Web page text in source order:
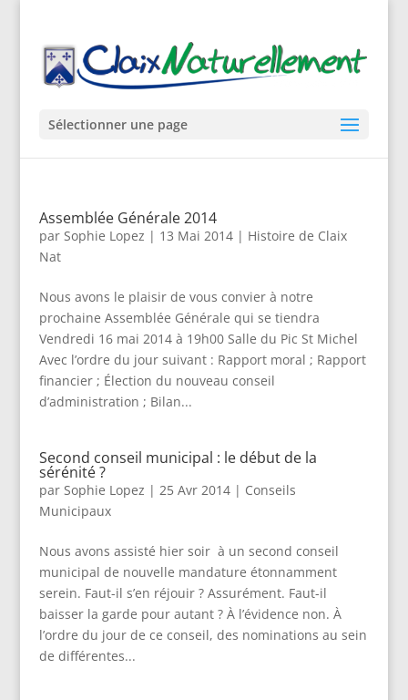
Sélectionner une page
Assemblée Générale 2014
par Sophie Lopez | 13 Mai 2014| Histoire de Claix
Nat
Nous avons le plaisir de vous convier à notre
prochaine Assemblée Générale qui se tiendra
Vendredi 16 mai 2014 à 19h00 Salle du Pic St Michel
Avec l’ordre du jour suivant : Rapport moral ; Rapport
financier ; Élection du nouveau conseil
d’administration ; Bilan...
Second conseil municipal : le début de la
sérénité ?
par Sophie Lopez | 25 Avr 2014| Conseils
Municipaux
Nous avons assisté hier soir à un second conseil
municipal de nouvelle mandature étonnamment
serein. Faut-il s’en réjouir ? Assurément. Faut-il
baisser la garde pour autant ? À l’évidence non. À
l’ordre du jour de ce conseil, des nominations au sein
de différentes...